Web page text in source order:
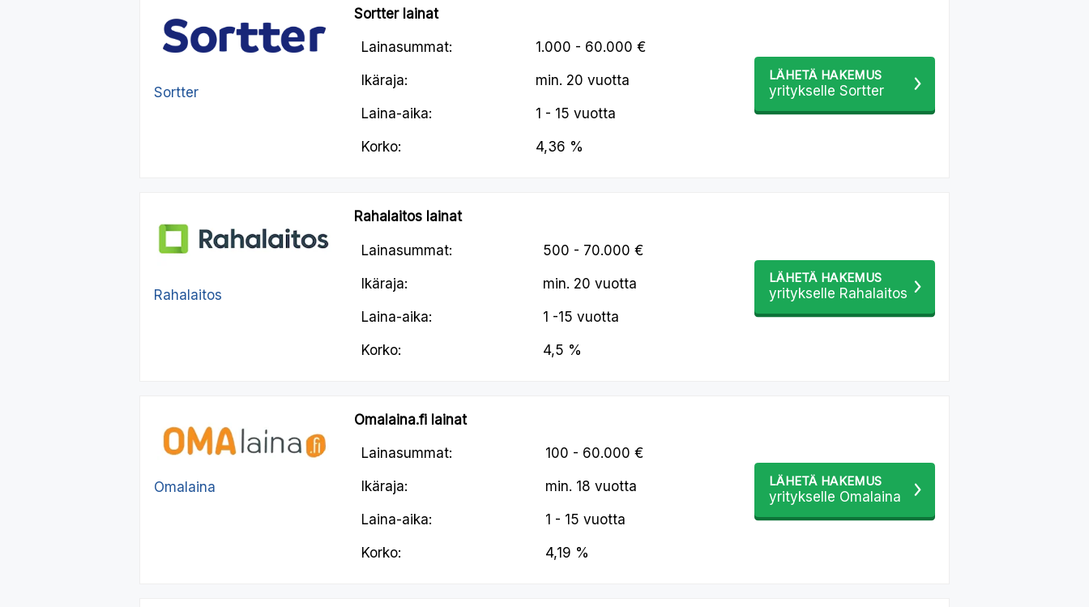
Sortter
Sortter lainat
Lainasummat: 1.000 - 60.000 €
Ikäraja: min. 20 vuotta
Laina-aika: 1 - 15 vuotta
Korko: 4,36 %
LÄHETÄ HAKEMUS
yritykselle Sortter
Rahalaitos
Rahalaitos lainat
Lainasummat: 500 - 70.000 €
Ikäraja: min. 20 vuotta
Laina-aika: 1 -15 vuotta
Korko: 4,5 %
LÄHETÄ HAKEMUS
yritykselle Rahalaitos
Omalaina
Omalaina.fi lainat
Lainasummat: 100 - 60.000 €
Ikäraja: min. 18 vuotta
Laina-aika: 1 - 15 vuotta
Korko: 4,19 %
LÄHETÄ HAKEMUS
yritykselle Omalaina